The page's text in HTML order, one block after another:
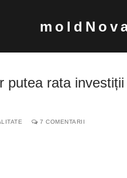
putea rata
7 COMENTARII